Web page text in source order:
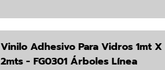
Vinilo Adhesivo Para Vidros 1mt X
2mts - FG0301 Árboles Línea